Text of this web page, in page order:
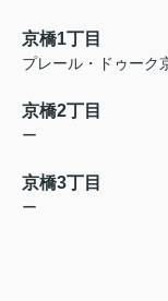
京橋1丁目
プレール・ドゥーク
京橋2丁目
ー
京橋3丁目
ー